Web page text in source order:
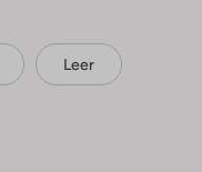
Leer